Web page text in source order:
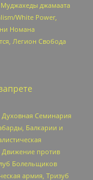
джамаата
White Power,
Номана
Легион Свобода
Семинария
Балкарии и
Движение против
Болельщиков
армия, Тризуб